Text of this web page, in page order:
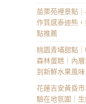
苗栗苑裡景點
作質感泰迪熊
點推薦
桃園青埔甜點
森林蛋糕｜內
到新鮮水果風
花蓮吉安黃昏
驗在地氛圍｜